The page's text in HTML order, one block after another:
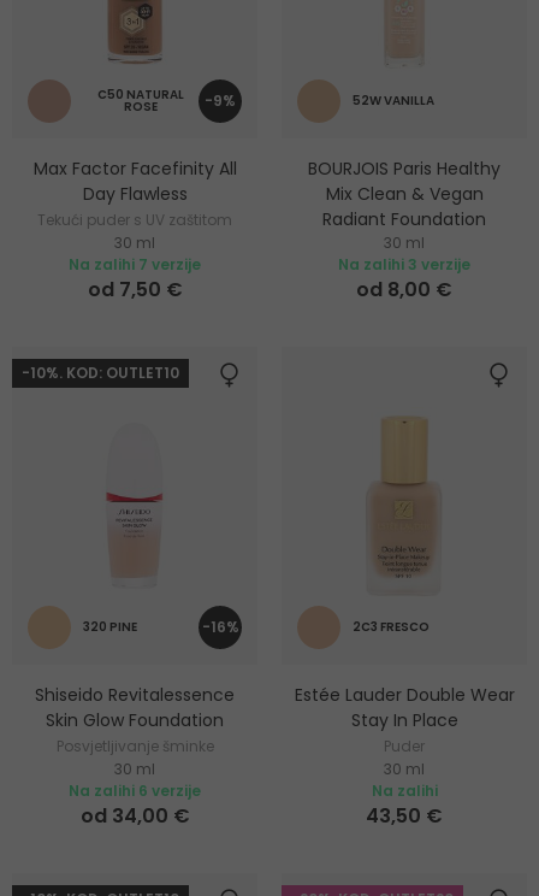
-9%
C50 NATURAL
ROSE
Max Factor Facefinity All
Day Flawless
Tekući puder s UV zaštitom
30 ml
Na zalihi 7 verzije
od 7,50 €
52W VANILLA
BOURJOIS Paris Healthy
Mix Clean & Vegan
Radiant Foundation
Hidratantni i posvjetljujući
puder
30 ml
Na zalihi 3 verzije
od 8,00 €
-10%. KOD: OUTLET10
-16%
320 PINE
Shiseido Revitalessence
Skin Glow Foundation
Posvjetljivanje šminke
30 ml
Na zalihi 6 verzije
od 34,00 €
2C3 FRESCO
Estée Lauder Double Wear
Stay In Place
Puder
30 ml
Na zalihi
43,50 €